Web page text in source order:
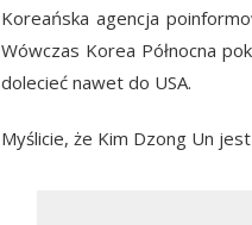
Koreańska agencja
Wówczas Korea Północna
dolecieć nawet do USA.
Myślicie, że Kim Dzong Un